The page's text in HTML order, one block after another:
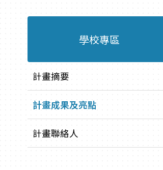
學校專區
計畫摘要
計畫成果及亮點
計畫聯絡人